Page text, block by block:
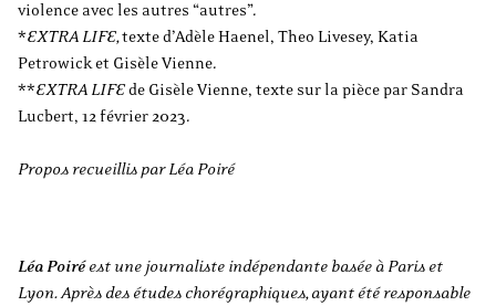
violence avec les autres “autres”.
*EXTRA LIFE,texte d’Adèle Haenel, Theo Livesey, Katia
Petrowick et Gisèle Vienne.
**EXTRA LIFEde Gisèle Vienne, texte sur la pièce par Sandra
Lucbert, 12 février 2023.
Propos recueillis par Léa Poiré
Léa Poiréest une journaliste indépendante basée à Paris et
Lyon. Après des études chorégraphiques, ayant été responsable